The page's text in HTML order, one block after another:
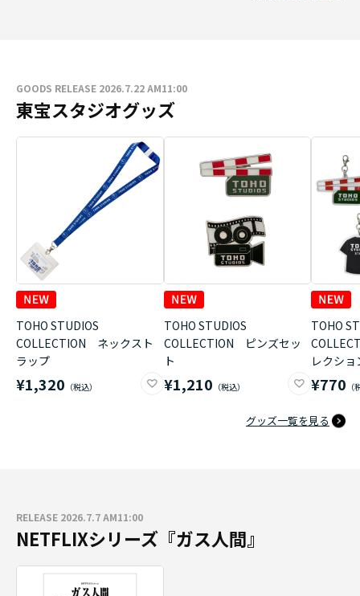
GOODS RELEASE 2026.7.22 AM11:00
東宝スタジオグッズ
TOHO STUDIOS
COLLECTION ネックスト
ラップ
¥1,320
TOHO STUDIOS
COLLECTION ピンズセッ
ト
¥1,210
TOHO
レクシ
¥770
グッズ一覧を見る
RELEASE 2026.7.7 AM11:00
NETFLIXシリーズ『ガス人間』